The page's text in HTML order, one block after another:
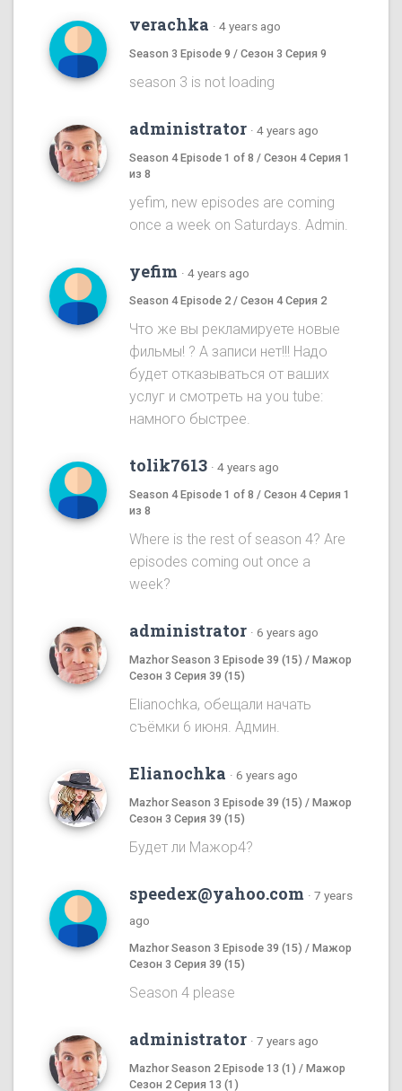
verachka · 4 years ago
Season 3 Episode 9 / Сезон 3 Серия 9
season 3 is not loading
administrator · 4 years ago
Season 4 Episode 1 of 8 / Сезон 4 Серия 1
из 8
yefim, new episodes are coming
once a week on Saturdays. Admin.
yefim · 4 years ago
Season 4 Episode 2 / Сезон 4 Серия 2
Что же вы рекламируете новые
фильмы! ? А записи нет!!! Надо
будет отказываться от ваших
услуг и смотреть на you tube:
намного быстрее.
tolik7613 · 4 years ago
Season 4 Episode 1 of 8 / Сезон 4 Серия 1
из 8
Where is the rest of season 4? Are
episodes coming out once a
week?
administrator · 6 years ago
Mazhor Season 3 Episode 39 (15) / Мажор
Сезон 3 Серия 39 (15)
Elianochka, обещали начать
съёмки 6 июня. Админ.
Elianochka · 6 years ago
Mazhor Season 3 Episode 39 (15) / Мажор
Сезон 3 Серия 39 (15)
Будет ли Мажор4?
speedex@yahoo.com · 7 years
ago
Mazhor Season 3 Episode 39 (15) / Мажор
Сезон 3 Серия 39 (15)
Season 4 please
administrator · 7 years ago
Mazhor Season 2 Episode 13 (1) / Мажор
Сезон 2 Серия 13 (1)